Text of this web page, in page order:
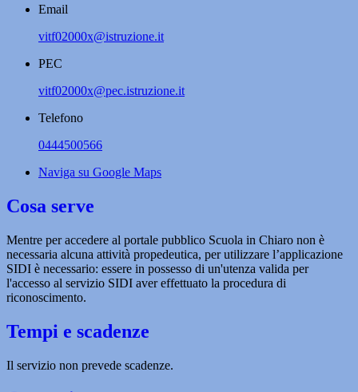
Email
vitf02000x@istruzione.it
PEC
vitf02000x@pec.istruzione.it
Telefono
0444500566
Naviga su Google Maps
Cosa serve
Mentre per accedere al portale pubblico Scuola in Chiaro non è
necessaria alcuna attività propedeutica, per utilizzare l’applicazione
SIDI è necessario: essere in possesso di un'utenza valida per
l'accesso al servizio SIDI aver effettuato la procedura di
riconoscimento.
Tempi e scadenze
Il servizio non prevede scadenze.